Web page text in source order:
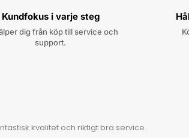
Kundfokus i varje steg
dig från köp till service och
support.
kvalitet och riktigt bra service.